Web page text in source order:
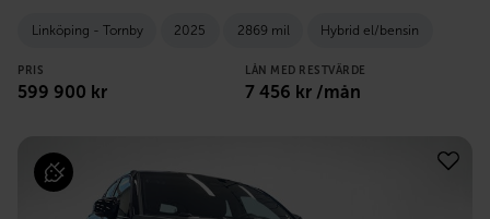
Linköping - Tornby 2025 2869 mil Hybrid el/bensin
PRIS
599 900 kr
LÅN MED RESTVÄRDE
7 456 kr /mån